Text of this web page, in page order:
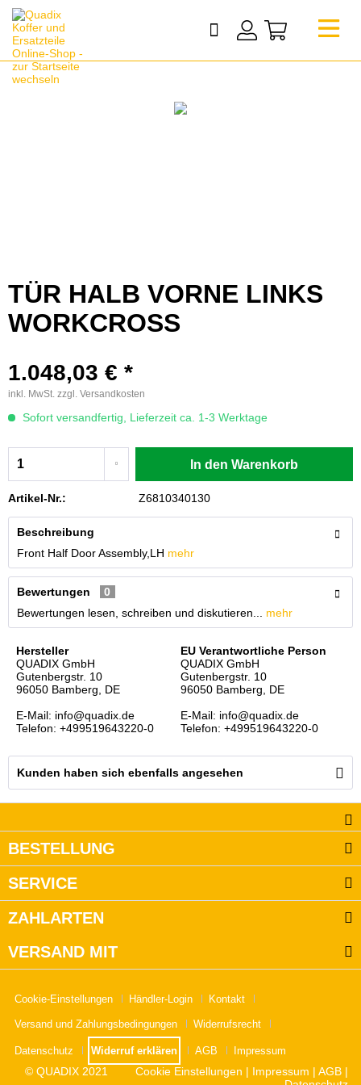
TÜR HALB VORNE LINKS
WORKCROSS
1.048,03 € *
inkl. MwSt. zzgl. Versandkosten
Sofort versandfertig, Lieferzeit ca. 1-3 Werktage
In den Warenkorb
Artikel-Nr.: Z6810340130
Beschreibung
Front Half Door Assembly,LH mehr
Bewertungen
0
Bewertungen lesen, schreiben und diskutieren...
mehr
Hersteller
QUADIX GmbH
Gutenbergstr. 10
96050 Bamberg, DE
E-Mail: info@quadix.de
Telefon: +499519643220-0
EU Verantwortliche Person
QUADIX GmbH
Gutenbergstr. 10
96050 Bamberg, DE
E-Mail: info@quadix.de
Telefon: +499519643220-0
Kunden haben sich ebenfalls angesehen
BESTELLUNG
SERVICE
ZAHLARTEN
VERSAND MIT
Cookie-Einstellungen Händler-Login Kontakt
Versand und Zahlungsbedingungen Widerrufsrecht
Datenschutz Widerruf erklären AGB Impressum
© QUADIX 2021 Cookie Einstellungen | Impressum | AGB |